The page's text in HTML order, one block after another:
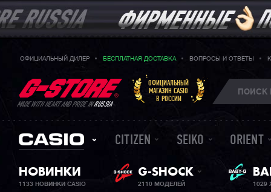
ОФИЦИАЛЬНЫЙ ДИЛЕР БЕСПЛАТНАЯ ДОСТАВКА ВОПРОСЫ И ОТВЕТЫ
MADE WITH HEART AND PRIDE INRUSSIA
ОФИЦИАЛЬНЫЙ
МАГАЗИН CASIO
В РОССИИ
CITIZEN SEIKO ORIENT
НОВИНКИ
1133 НОВИНКИ CASIO
G-SHOCK
2110 МОДЕЛЕЙ 1029